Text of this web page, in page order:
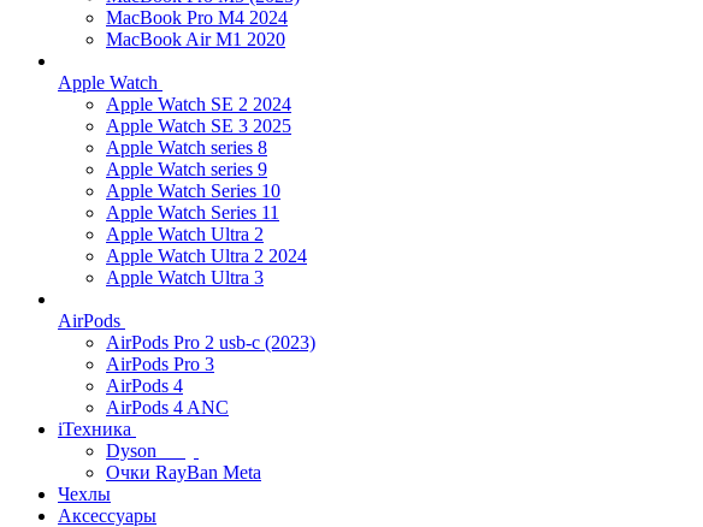
MacBook Pro M4 2024
MacBook Air M1 2020
Apple Watch
Apple Watch SE 2 2024
Apple Watch SE 3 2025
Apple Watch series 8
Apple Watch series 9
Apple Watch Series 10
Apple Watch Series 11
Apple Watch Ultra 2
Apple Watch Ultra 2 2024
Apple Watch Ultra 3
AirPods
AirPods Pro 2 usb-c (2023)
AirPods Pro 3
AirPods 4
AirPods 4 ANC
iТехника
Dyson
Очки RayBan Meta
Чехлы
Аксессуары